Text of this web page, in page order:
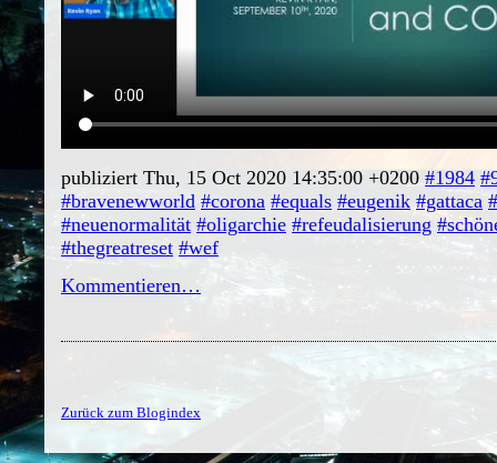
publiziert Thu, 15 Oct 2020 14:35:00 +0200 #1984
#bravenewworld #corona #equals #eugenik #gattaca
#neuenormalität #oligarchie #refeudalisierung
#thegreatreset #wef
Kommentieren…
Zurück zum Blogindex